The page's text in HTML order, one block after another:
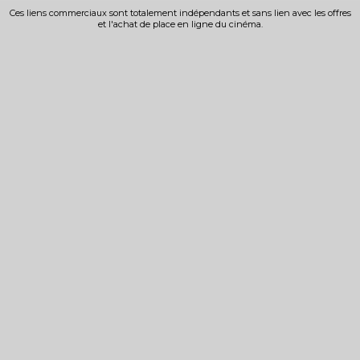
Ces liens commerciaux sont totalement indépendants et sans lien avec les offres
et l'achat de place en ligne du cinéma.